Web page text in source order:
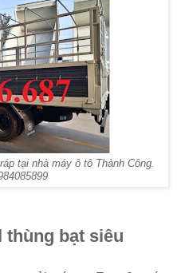
tại nhà máy ô tô Thành Công.
thùng bạt siêu